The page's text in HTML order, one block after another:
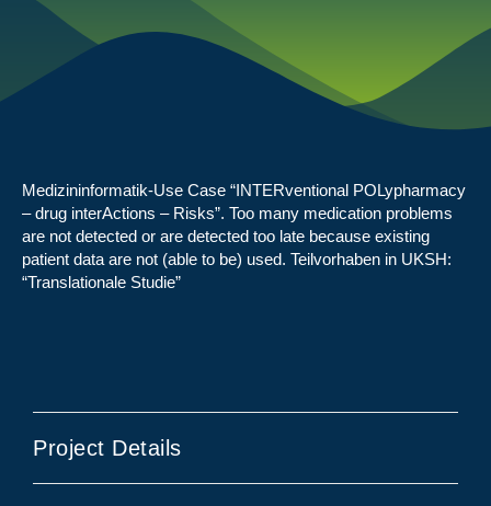
Medizininformatik-Use Case “INTERventional POLypharmacy
– drug interActions – Risks”. Too many medication problems
are not detected or are detected too late because existing
patient data are not (able to be) used. Teilvorhaben in UKSH:
“Translationale Studie”
Project Details